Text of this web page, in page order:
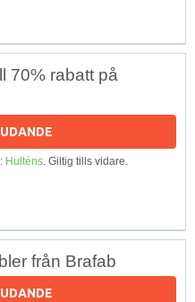
70% rabatt på
Hulténs. Giltig tills vidare.
från Brafab